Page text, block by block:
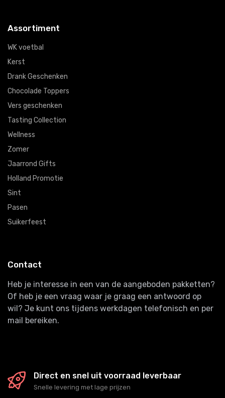
Assortiment
WK voetbal
Kerst
Drank Geschenken
Chocolade Toppers
Vers geschenken
Tasting Collection
Wellness
Zomer
Jaarrond Gifts
Holland Promotie
Sint
Pasen
Suikerfeest
Contact
Heb je interesse in een van de aangeboden pakketten?
Of heb je een vraag waar je graag een antwoord op
wil? Je kunt ons tijdens werkdagen telefonisch en per
mail bereiken.
Direct en snel uit voorraad leverbaar
Snelle levering met lage prijzen